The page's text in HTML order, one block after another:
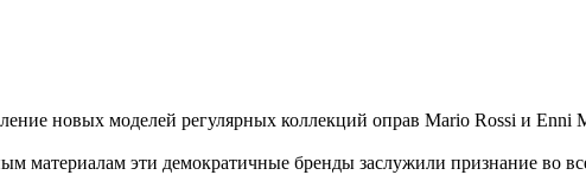
новых моделей регулярных коллекций оправ Mario Rossi и Enni
материалам эти демократичные бренды заслужили признание во